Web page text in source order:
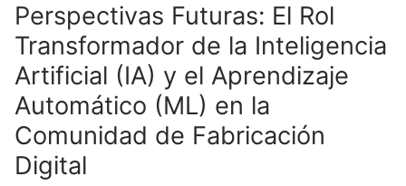
Perspectivas Futuras: El Rol
Transformador de la Inteligencia
Artificial (IA) y el Aprendizaje
Automático (ML) en la
Comunidad de Fabricación
Digital